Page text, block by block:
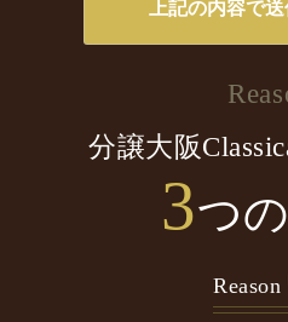
分譲大阪
3つ
Reason